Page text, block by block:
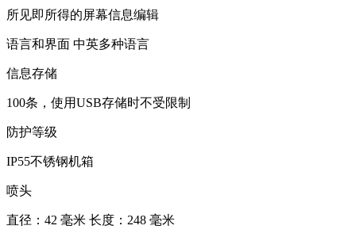
所见即所得的屏幕信息编辑
语言和界面 中英多种语言
信息存储
100条，使用USB存储时不受限制
防护等级
IP55不锈钢机箱
喷头
直径：42 毫米 长度：248 毫米